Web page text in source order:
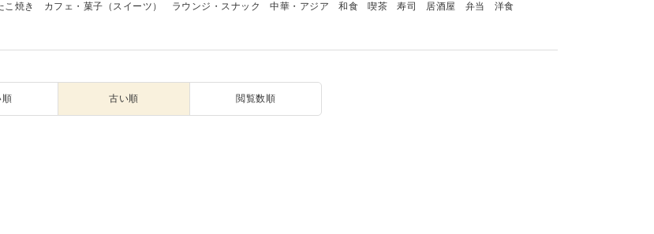
こ焼き カフェ・菓子（スイーツ） ラウンジ・スナック 中華・アジア 和食 喫茶 寿司 居酒屋 弁当
洋食
順 古い順 閲覧数順